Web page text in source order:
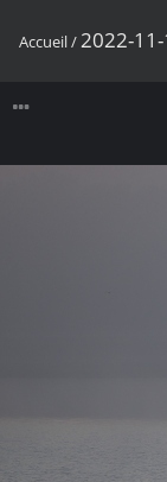
Accueil/2022-